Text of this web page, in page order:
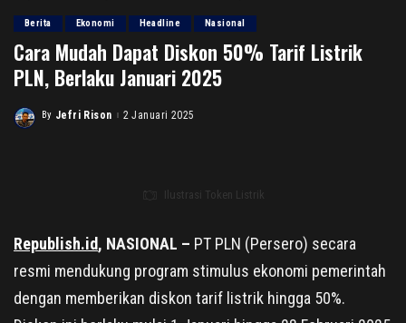
Berita Ekonomi Headline Nasional
Cara Mudah Dapat Diskon 50% Tarif Listrik
PLN, Berlaku Januari 2025
Posted
By Jefri Rison 2 Januari 2025
Ilustrasi Token Listrik
Republish.id, NASIONAL – PT PLN (Persero) secara
resmi mendukung program stimulus ekonomi pemerintah
dengan memberikan diskon tarif listrik hingga 50%.